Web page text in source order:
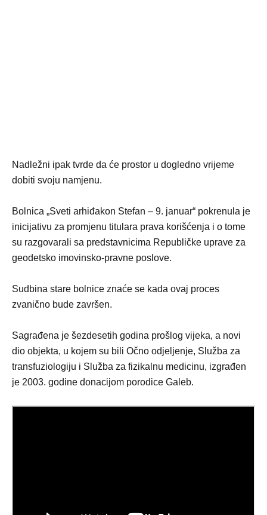
Nadležni ipak tvrde da će prostor u dogledno vrijeme
dobiti svoju namjenu.
Bolnica „Sveti arhiđakon Stefan – 9. januar“ pokrenula je
inicijativu za promjenu titulara prava korišćenja i o tome
su razgovarali sa predstavnicima Republičke uprave za
geodetsko imovinsko-pravne poslove.
Sudbina stare bolnice znaće se kada ovaj proces
zvanično bude završen.
Sagrađena je šezdesetih godina prošlog vijeka, a novi
dio objekta, u kojem su bili Očno odjeljenje, Služba za
transfuziologiju i Služba za fizikalnu medicinu, izgrađen
je 2003. godine donacijom porodice Galeb.